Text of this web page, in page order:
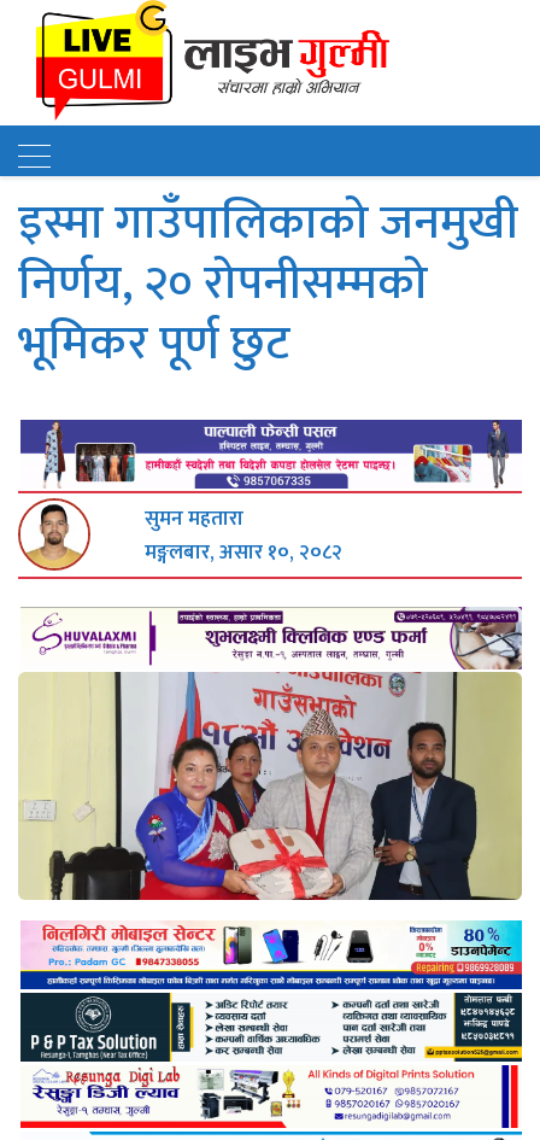
इस्मा गाउँपालिकाको जनमुखी
निर्णय, २० रोपनीसम्मको
भूमिकर पूर्ण छुट
सुमन महतारा
मङ्गलबार, असार १०, २०८२